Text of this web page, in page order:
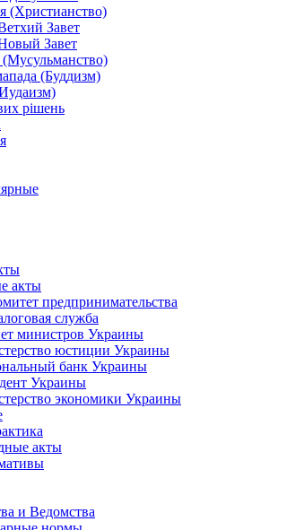
(Христианство)
Завет
Завет
(Буддизм)
рішень
акты
предпринимательства
служба
министров Украины
юстиции Украины
банк Украины
Украины
экономики Украины
акты
и Ведомства